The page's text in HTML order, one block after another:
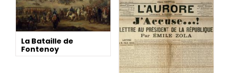
La Bataille de
Fontenoy